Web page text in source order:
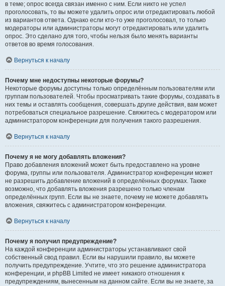
в теме; опрос всегда связан именно с ним. Если никто не успел
проголосовать, то вы можете удалить опрос или отредактировать любой
из вариантов ответа. Однако если кто-то уже проголосовал, то только
модераторы или администраторы могут отредактировать или удалить
опрос. Это сделано для того, чтобы нельзя было менять варианты
ответов во время голосования.
Вернуться к началу
Почему мне недоступны некоторые форумы?
Некоторые форумы доступны только определённым пользователям или
группам пользователей. Чтобы просматривать такие форумы, создавать в
них темы и оставлять сообщения, совершать другие действия, вам может
потребоваться специальное разрешение. Свяжитесь с модератором или
администратором конференции для получения такого разрешения.
Вернуться к началу
Почему я не могу добавлять вложения?
Право добавления вложений может быть предоставлено на уровне
форума, группы или пользователя. Администратор конференции может
не разрешить добавление вложений в определённых форумах. Также
возможно, что добавлять вложения разрешено только членам
определённых групп. Если вы не знаете, почему не можете добавлять
вложения, свяжитесь с администратором конференции.
Вернуться к началу
Почему я получил предупреждение?
На каждой конференции администраторы устанавливают свой
собственный свод правил. Если вы нарушили правило, вы можете
получить предупреждение. Учтите, что это решение администратора
конференции, и phpBB Limited не имеет никакого отношения к
предупреждениям, вынесенным на данном сайте. Если вы не знаете, за